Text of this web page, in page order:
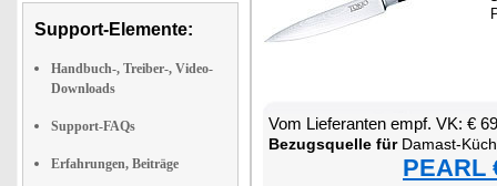
Support-Elemente:
Handbuch-, Treiber-, Video-
Downloads
Support-FAQs
Erfahrungen, Beiträge
Vom Lie­fe­ran­ten empf. VK: €
Be­zugs­quel­le fürDa­mast-
PEARL